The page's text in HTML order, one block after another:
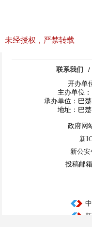
未经授权，严禁转载
联系我们 /
开办单
主办单位
承办单位：巴
地址：巴
政府网
新
新公安
投稿邮